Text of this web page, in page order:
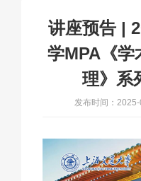
讲座预告 |
学MPA《学
理》系
发布时间：